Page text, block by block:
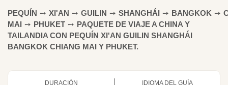
PEQUÍN ➙ XI'AN ➙ GUILIN ➙ SHANGHÁI ➙ BANGKOK ➙
MAI ➙ PHUKET ➙ PAQUETE DE VIAJE A CHINA Y
TAILANDIA CON PEQUÍN XI'AN GUILIN SHANGHÁI
BANGKOK CHIANG MAI Y PHUKET.
DURACIÓN IDIOMA DEL GUÍA